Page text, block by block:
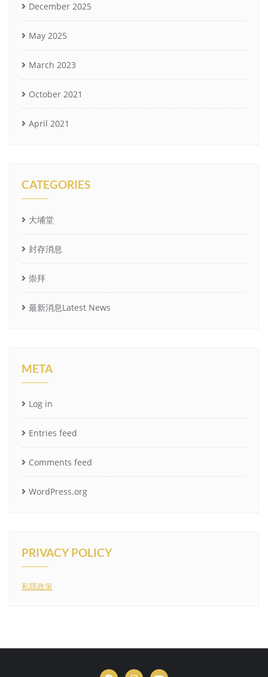
December 2025
May 2025
March 2023
October 2021
April 2021
CATEGORIES
大埔堂
封存消息
崇拜
最新消息Latest News
META
Log in
Entries feed
Comments feed
WordPress.org
PRIVACY POLICY
私隱政策